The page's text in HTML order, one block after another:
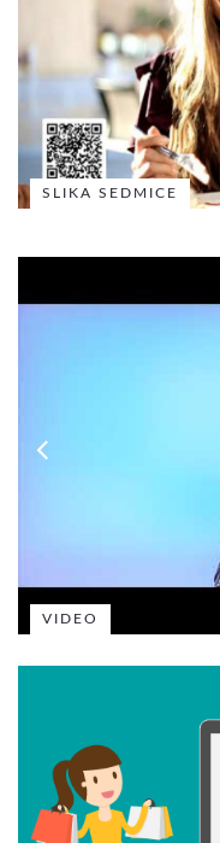
SLIKA SEDMICE
VIDEO